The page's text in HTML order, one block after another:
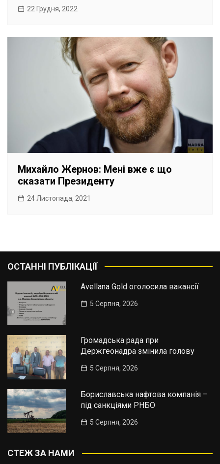
22 Грудня, 2022
Михайло Жернов: Мені вже є що
сказати Президенту
24 Листопада, 2021
ОСТАННІ ПУБЛІКАЦІЇ
Avellana Gold оголосила вакансії
5 Серпня, 2026
Громадська рада при
Держгеонадра змінила голову
5 Серпня, 2026
Бориславська нафтова компанія –
під санкціями РНБО
5 Серпня, 2026
СТЕЖ ЗА НАМИ